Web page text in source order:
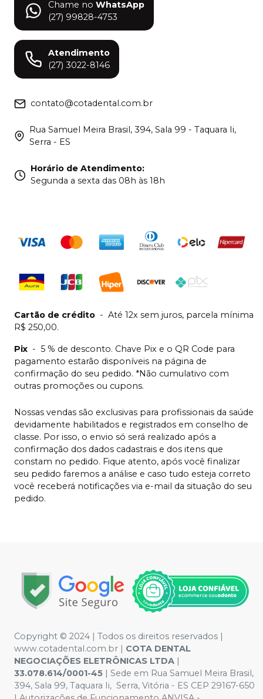
Chame no WhatsApp
(27) 99828-4753
Atendimento
(27) 3022-8146
contato@cotadental.com.br
Rua Samuel Meira Brasil, 394, Sala 99 - Taquara Ii,
Serra - ES
Horário de Atendimento:
Segunda a sexta das 08h às 18h
Cartão de crédito - Até 12x sem juros, parcela mínima
R$ 250,00.
Pix - 5 % de desconto. Chave Pix e o QR Code para
pagamento estarão disponíveis na página de
confirmação do seu pedido. *Não cumulativo com
outras promoções ou cupons.
Nossas vendas são exclusivas para profissionais da saúde
devidamente habilitados e registrados em conselho de
classe. Por isso, o envio só será realizado após a
confirmação dos dados cadastrais e dos itens que
constam no pedido. Fique atento, após você finalizar
seu pedido faremos a análise e caso tudo esteja correto
você receberá notificações via e-mail da situação do seu
pedido.
Copyright © 2024 | Todos os direitos reservados |
www.cotadental.com.br | COTA DENTAL
NEGOCIAÇÕES ELETRÔNICAS LTDA |
33.078.614/0001-45 | Sede em Rua Samuel Meira Brasil,
394, Sala 99, Taquara Ii, Serra, Vitória - ES CEP 29167-650